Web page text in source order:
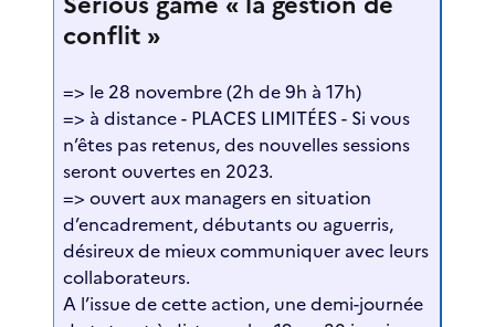
conflit »
=> le 28 novembre (2h de 9h à 17h)
=> à distance - PLACES LIMITÉES - Si vous
n’êtes pas retenus, des nouvelles sessions
seront ouvertes en 2023.
=> ouvert aux managers en situation
d’encadrement, débutants ou aguerris,
désireux de mieux communiquer avec leurs
collaborateurs.
A l’issue de cette action, une demi-journée